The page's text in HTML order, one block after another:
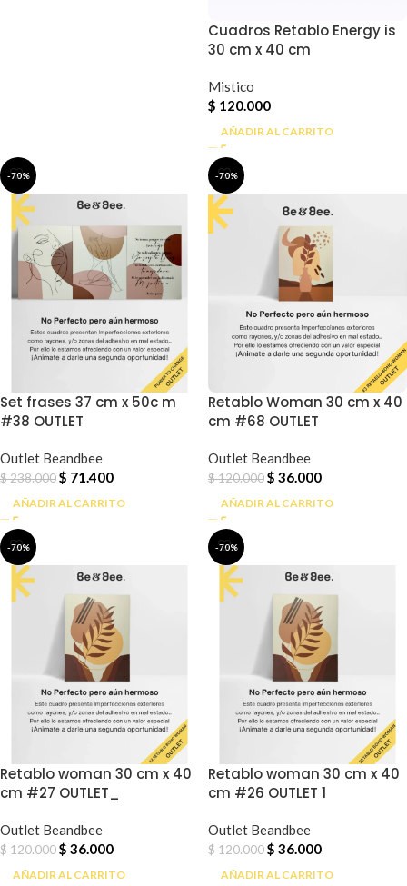
Cuadros Retablo Energy is
30 cm x 40 cm
Mistico
$ 120.000
AÑADIR AL CARRITO
-70%
Set frases 37 cm x 50c m
#38 OUTLET
Outlet Beandbee
$238.000$ 71.400
AÑADIR AL CARRITO
-70%
Retablo Woman 30 cm x 40
cm #68 OUTLET
Outlet Beandbee
$120.000$ 36.000
AÑADIR AL CARRITO
-70%
Retablo woman 30 cm x 40
cm #27 OUTLET_
Outlet Beandbee
$120.000$ 36.000
AÑADIR AL CARRITO
-70%
Retablo woman 30 cm x 40
cm #26 OUTLET 1
Outlet Beandbee
$120.000$ 36.000
AÑADIR AL CARRITO